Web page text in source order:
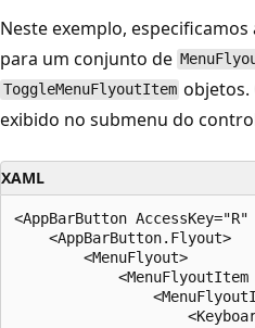
Neste exemplo,
para um conjunto de
ToggleMenuFlyoutItem objetos.
exibido no submenu do
XAML
<AppBarButton
    <AppBarButton.Flyout>
        <MenuFlyout>